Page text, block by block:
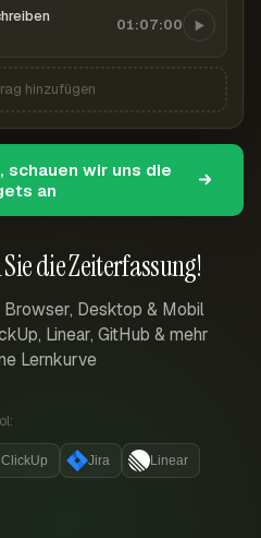
die Zeiterfassung!
Desktop & Mobil
Linear, GitHub & mehr
Lernkurve
ClickUp Jira Linear
01:07:00
hinzufügen
schauen wir uns die
an